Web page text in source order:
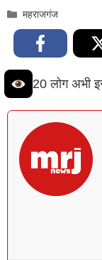
Categories
महराजगंज
20 लोग अभी